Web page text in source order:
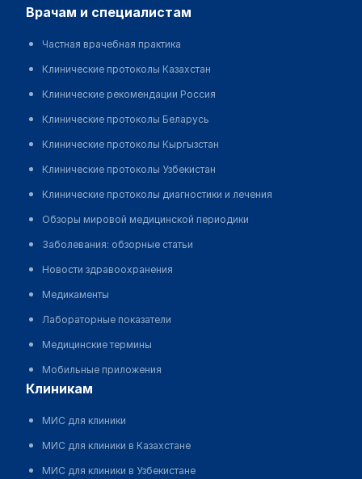
врачам и специалистам
Частная врачебная практика
Клинические протоколы Казахстан
Клинические рекомендации Россия
Клинические протоколы Беларусь
Клинические протоколы Кыргызстан
Клинические протоколы Узбекистан
Клинические протоколы диагностики и лечения
Обзоры мировой медицинской периодики
Заболевания: обзорные статьи
Новости здравоохранения
Медикаменты
Лабораторные показатели
Медицинские термины
Мобильные приложения
клиникам
МИС для клиники
МИС для клиники в Казахстане
МИС для клиники в Узбекистане